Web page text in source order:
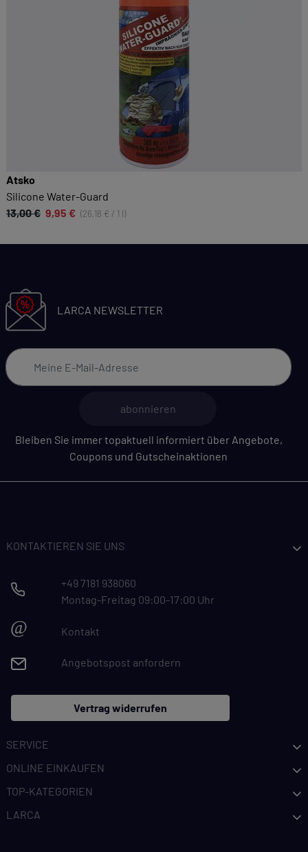
Atsko
Silicone Water-Guard
13,00 € 9,95 € (26,18 € / 1 l)
LARCA NEWSLETTER
abonnieren
Bleiben Sie immer topaktuell informiert über Angebote,
Coupons und Gutscheinaktionen
KONTAKTIEREN SIE UNS
+49 7181 938060
Montag-Freitag 09:00-17:00 Uhr
@ Kontakt
Angebotspost anfordern
Vertrag widerrufen
SERVICE
ONLINE EINKAUFEN
TOP-KATEGORIEN
LARCA